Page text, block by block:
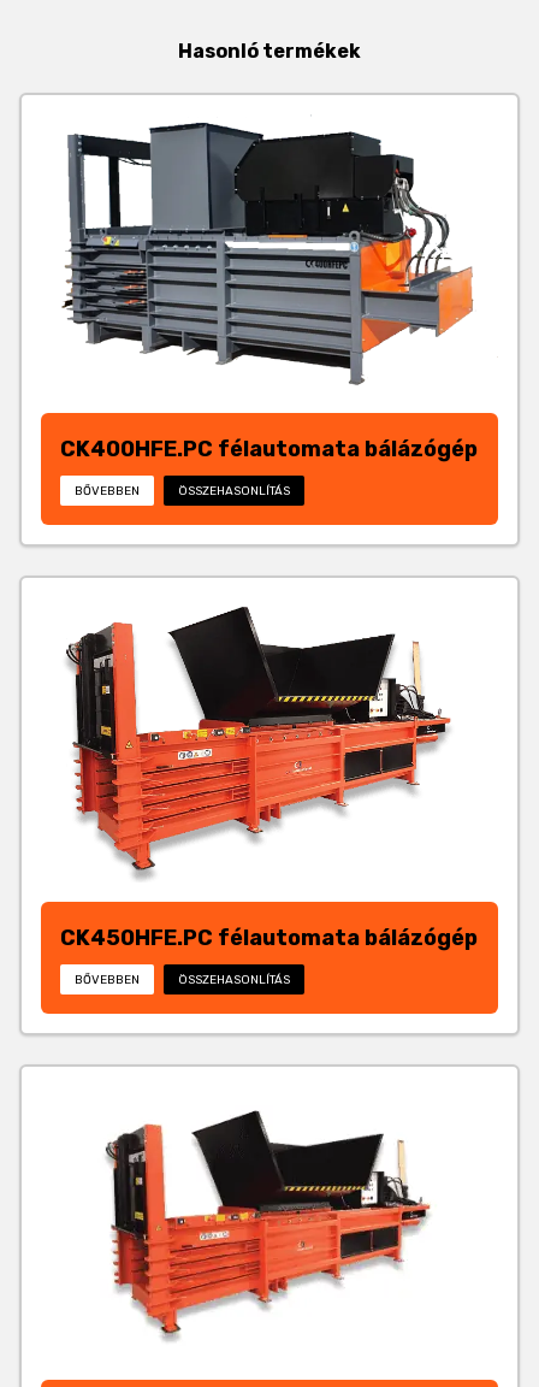
Hasonló termékek
CK400HFE.PC félautomata bálázógép
BŐVEBBEN ÖSSZEHASONLÍTÁS
CK450HFE.PC félautomata bálázógép
BŐVEBBEN ÖSSZEHASONLÍTÁS